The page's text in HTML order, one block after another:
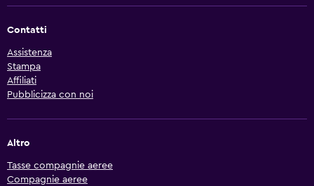
Contatti
Assistenza
Stampa
Affiliati
Pubblicizza con noi
Altro
Tasse compagnie aeree
Compagnie aeree